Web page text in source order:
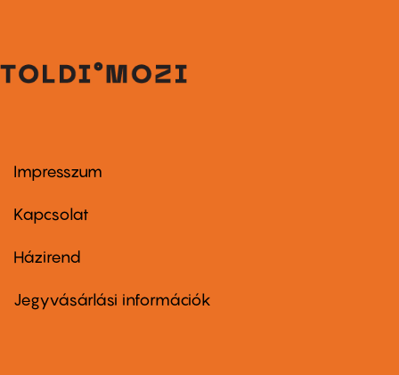
Footer
first
Impresszum
Kapcsolat
Footer
second
Házirend
Jegyvásárlási információk